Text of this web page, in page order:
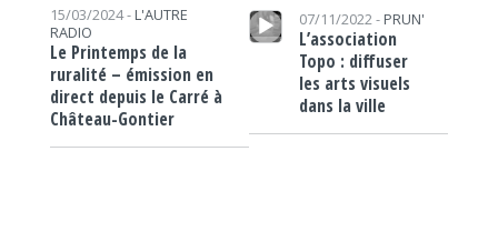
15/03/2024 - L'AUTRE
RADIO
Le Printemps de la
ruralité – émission en
direct depuis le Carré à
Château-Gontier
Lecteur audio
07/11/2022 - PRUN'
L’association
Topo : diffuser
les arts visuels
dans la ville